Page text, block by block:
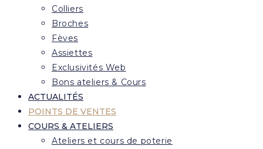
Colliers
Broches
Fèves
Assiettes
Exclusivités Web
Bons ateliers & Cours
ACTUALITÉS
POINTS DE VENTES
COURS & ATELIERS
Ateliers et cours de poterie